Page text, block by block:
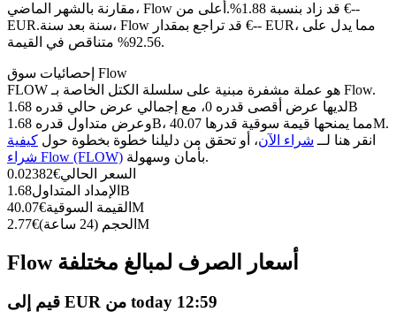
العقود الآجلة USDC
نسخ التداول
انضم إلى أفضل المتداولين
مقارنة بالشهر الماضي، Flow قد زاد بنسبة 1.88%.أعلى من €--
EUR.سنة بعد سنة، Flow قد تراجع بمقدار €-- EUR، مما يدل على
92.56% متناقص في القيمة.
إحصائيات سوق Flow
FLOW هو عملة مشفرة مبنية على سلسلة الكتل الخاصة بـ Flow.
لديها عرض أقصى قدره 0، مع إجمالي عرض حالي قدره 1.68B
وعرض متداول قدره 1.68B، مما يمنحها قيمة سوقية قدرها 40.07M.
انقر هنا لــ شراء الآن، أو تحقق من دليلنا خطوة بخطوة حول كيفية
شراء Flow (FLOW)
بأمان وسهولة.
السعر الحالي€
0.02382
الإمداد المتداول 1.68B
القيمة السوقية€
40.07M
الحجم (24 ساعة)
€ 2.77M
Flow أسعار الصرف لمبالغ مختلفة
قيم إلى EUR من today 12:59